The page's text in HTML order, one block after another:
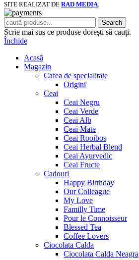
SITE REALIZAT DE RAD MEDIA.
Search
Scrie mai sus ce produse dorești să cauți.
Închide
Acasă
Magazin
Cafea de specialitate
Origini
Ceai
Ceai Negru
Ceai Verde
Ceai Alb
Ceai Mate
Ceai Rooibos
Ceai Herbal Blend
Ceai Ayurvedic
Ceai Fructe
Cadouri
Happy Birthday
Our Colleague
My Love
Familly Time
Pour le Connoisseur
Blessed Tea
Coffee Lovers
Ciocolata Calda
Ciocolata Calda Neagra